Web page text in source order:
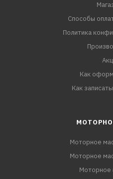
Способы
Политика
Как
Как
Моторное
Моторное
Моторное